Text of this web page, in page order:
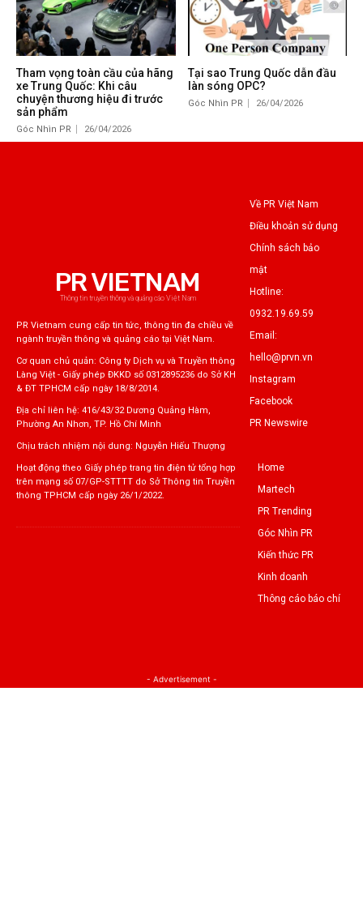
Tham vọng toàn cầu của hãng
xe Trung Quốc: Khi câu
chuyện thương hiệu đi trước
sản phẩm
Góc Nhìn PR 26/04/2026
Tại sao Trung Quốc dẫn đầu
làn sóng OPC?
Góc Nhìn PR 26/04/2026
PR VIETNAM
Thông tin truyền thông và quảng cáo Việt Nam
PR Vietnam cung cấp tin tức, thông tin đa chiều về
ngành truyền thông và quảng cáo tại Việt Nam.
Cơ quan chủ quản: Công ty Dịch vụ và Truyền thông
Làng Việt - Giấy phép ĐKKD số 0312895236 do Sở KH
& ĐT TPHCM cấp ngày 18/8/2014.
Địa chỉ liên hệ: 416/43/32 Dương Quảng Hàm,
Phường An Nhơn, TP. Hồ Chí Minh
Chịu trách nhiệm nội dung: Nguyễn Hiếu Thượng
Hoạt động theo Giấy phép trang tin điện tử tổng hợp
trên mạng số 07/GP-STTTT do Sở Thông tin Truyền
thông TPHCM cấp ngày 26/1/2022.
Về PR Việt Nam
Điều khoản sử dụng
Chính sách bảo
mật
Hotline:
0932.19.69.59
Email:
hello@prvn.vn
Instagram
Facebook
PR Newswire
Home
Martech
PR Trending
Góc Nhìn PR
Kiến thức PR
Kinh doanh
Thông cáo báo chí
- Advertisement -